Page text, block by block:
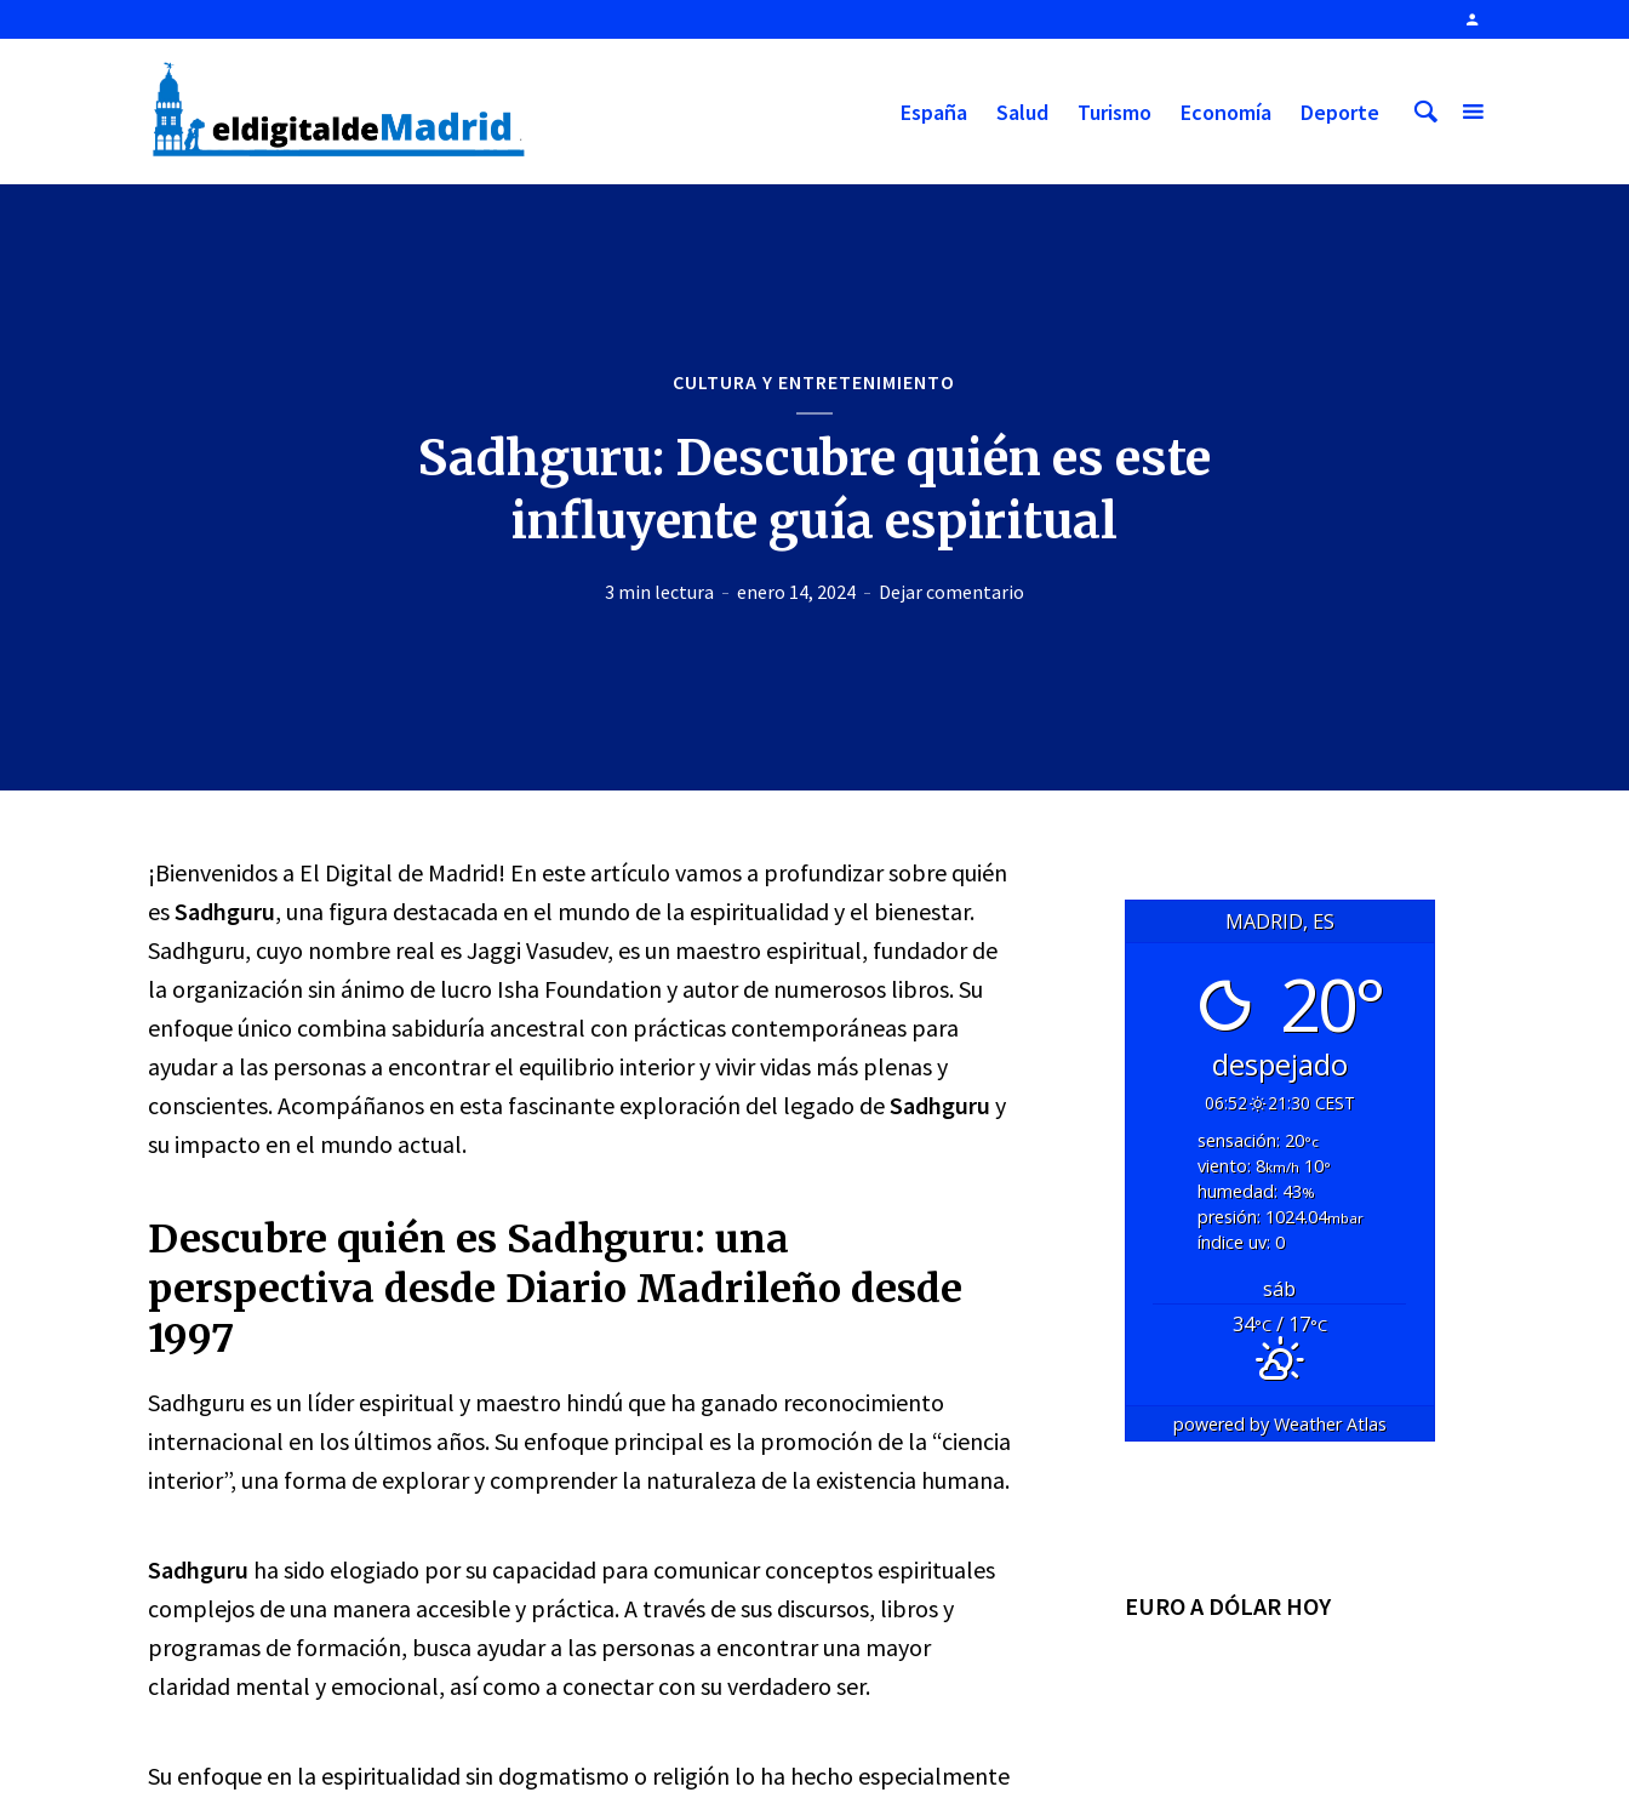
España Salud Turismo Economía Deporte
CULTURA Y ENTRETENIMIENTO
Sadhguru: Descubre quién es este
influyente guía espiritual
3 min lectura enero 14, 2024 Dejar comentario
¡Bienvenidos a El Digital de Madrid! En este artículo vamos a profundizar sobre quién
esSadhguru, una figura destacada en el mundo de la espiritualidad y el bienestar.
Sadhguru, cuyo nombre real es Jaggi Vasudev, es un maestro espiritual, fundador de
la organización sin ánimo de lucro Isha Foundation y autor de numerosos libros. Su
enfoque único combina sabiduría ancestral con prácticas contemporáneas para
ayudar a las personas a encontrar el equilibrio interior y vivir vidas más plenas y
conscientes. Acompáñanos en esta fascinante exploración del legado deSadhguru y
su impacto en el mundo actual.
Descubre quién es Sadhguru: una
perspectiva desde Diario Madrileño desde
1997
Sadhguru es un líder espiritual y maestro hindú que ha ganado reconocimiento
internacional en los últimos años. Su enfoque principal es la promoción de la “ciencia
interior”, una forma de explorar y comprender la naturaleza de la existencia humana.
Sadhguru ha sido elogiado por su capacidad para comunicar conceptos espirituales
complejos de una manera accesible y práctica. A través de sus discursos, libros y
programas de formación, busca ayudar a las personas a encontrar una mayor
claridad mental y emocional, así como a conectar con su verdadero ser.
Su enfoque en la espiritualidad sin dogmatismo o religión lo ha hecho especialmente
MADRID, ES
20°
despejado
06:52
21:30 CEST
sensación: 20°c
viento: 8km/h10°
humedad: 43%
presión: 1024.04mbar
índice uv: 0
sáb
34°C/ 17°C
powered byWeather Atlas
EURO A DÓLAR HOY